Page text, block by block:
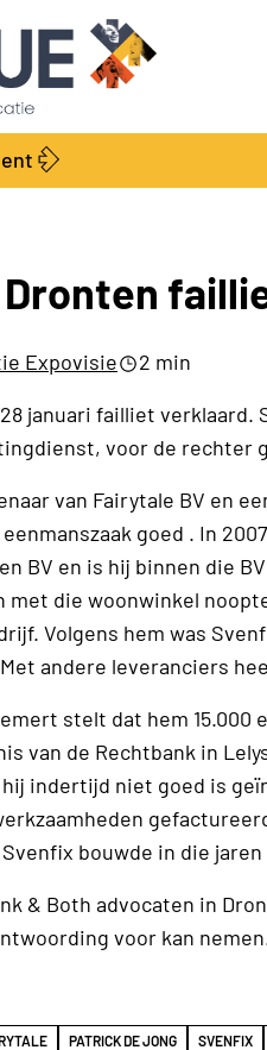
Dronten
Expovisie
2 min
januari failliet
voor de rechter
van Fairytale BV en
goed . In
BV en is hij binnen die
die woonwinkel
Volgens hem was
andere leveranciers
stelt dat hem
van de Rechtbank in
indertijd niet goed is
bouwde in die
& Both advocaten in
voor kan
PATRICK DE JONG SVENFIX